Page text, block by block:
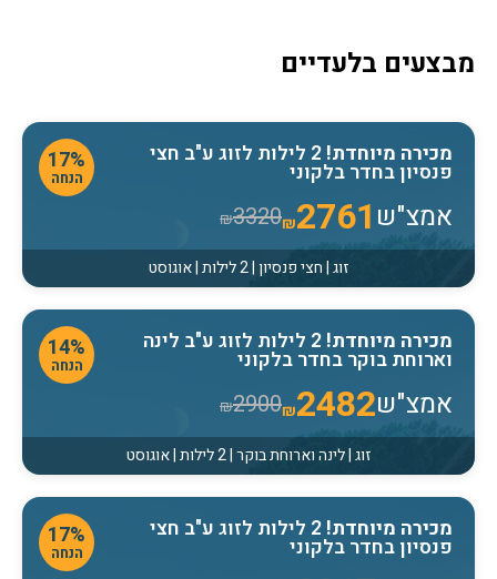
מבצעים בלעדיים
17%
הנחה
מכירה מיוחדת! 2 לילות לזוג ע"ב חצי
פנסיון בחדר בלקוני
אמצ"ש ₪2761
₪3320
זוג | חצי פנסיון | 2 לילות | אוגוסט
14%
הנחה
מכירה מיוחדת! 2 לילות לזוג ע"ב לינה
וארוחת בוקר בחדר בלקוני
אמצ"ש ₪2482
₪2900
זוג | לינה וארוחת בוקר | 2 לילות | אוגוסט
17%
הנחה
מכירה מיוחדת! 2 לילות לזוג ע"ב חצי
פנסיון בחדר בלקוני